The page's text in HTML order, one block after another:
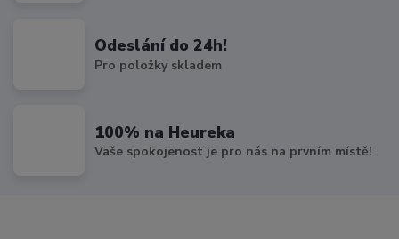
Odeslání do 24h!
Pro položky skladem
100% na Heureka
Vaše spokojenost je pro nás na prvním místě!